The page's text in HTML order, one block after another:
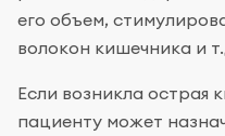
его объем,
волокон кишечника и
Если возникла острая
пациенту может